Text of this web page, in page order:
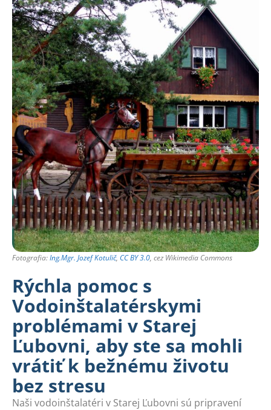
Fotografia:Ing.Mgr. Jozef Kotulič, CC BY 3.0, cez Wikimedia Commons
Rýchla pomoc s
Vodoinštalatérskymi
problémami v Starej
Ľubovni, aby ste sa mohli
vrátiť k bežnému životu
bez stresu
Naši vodoinštalatéri v Starej Ľubovni sú pripravení